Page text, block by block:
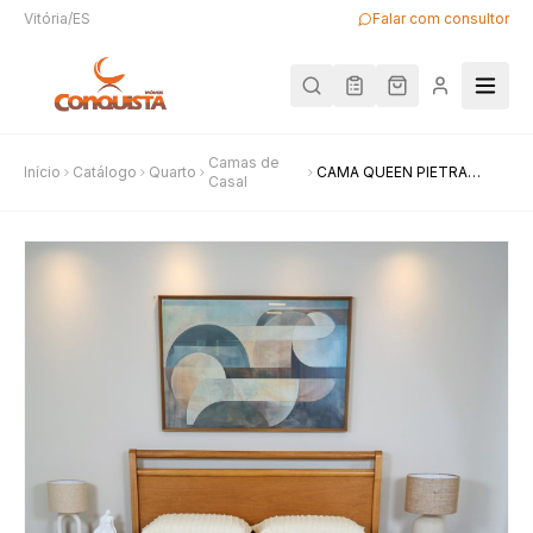
Vitória/ES Falar com consultor
Início Catálogo Quarto
Camas de
Casal
CAMA QUEEN PIETRA